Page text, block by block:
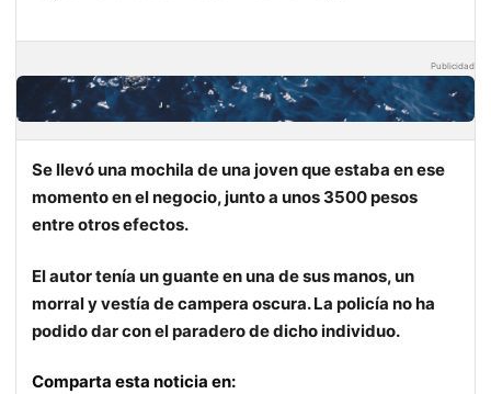
Publicidad
Se llevó una mochila de una joven que estaba en ese
momento en el negocio, junto a unos 3500 pesos
entre otros efectos.
El autor tenía un guante en una de sus manos, un
morral y vestía de campera oscura. La policía no ha
podido dar con el paradero de dicho individuo.
Comparta esta noticia en: